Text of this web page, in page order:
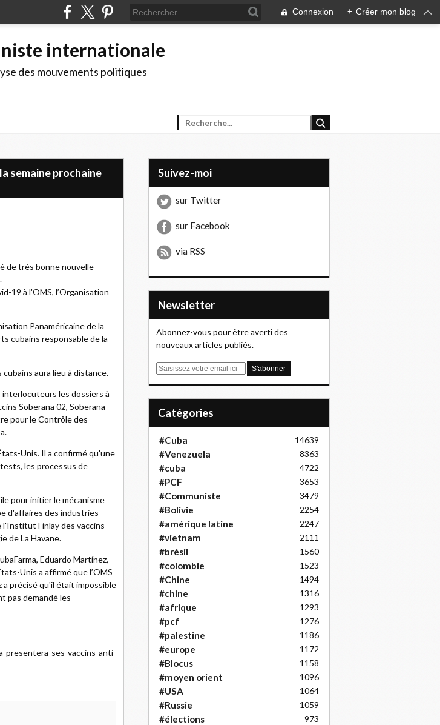
Connexion + Créer mon blog
internationale
des mouvements politiques
semaine prochaine
de très bonne nouvelle
19 à l'OMS, l’Organisation
Panaméricaine de la
cubains responsable de la
aura lieu à distance.
les dossiers à
Soberana 02, Soberana
pour le Contrôle des
Unis. Il a confirmé qu'une
les processus de
pour initier le mécanisme
d'affaires des industries
l'Institut Finlay des vaccins
de La Havane.
Eduardo Martínez,
Unis a affirmé que l’OMS
précisé qu'il était impossible
pas demandé les
presentera-ses-vaccins-anti-
Suivez-moi
sur Twitter
sur Facebook
via RSS
Newsletter
Abonnez-vous pour être averti des
nouveaux articles publiés.
E
Catégories
#Cuba 14639
#Venezuela 8363
#cuba 4722
#PCF 3653
#Communiste 3479
#Bolivie 2254
#amérique latine 2247
#vietnam 2111
#brésil 1560
#colombie 1523
#Chine 1494
#chine 1316
#afrique 1293
#pcf 1276
#palestine 1186
#europe 1172
#Blocus 1158
#moyen orient 1096
#USA 1064
#Russie 1059
#élections 973